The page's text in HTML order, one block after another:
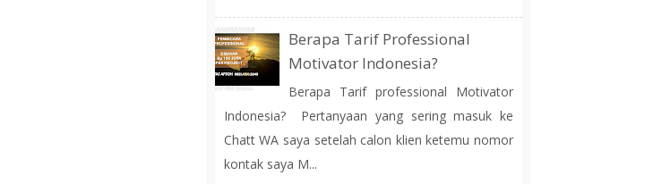
Berapa Tarif Professional
Motivator Indonesia?
Berapa Tarif professional Motivator
Indonesia? Pertanyaan yang sering masuk ke
Chatt WA saya setelah calon klien ketemu nomor
kontak saya M...